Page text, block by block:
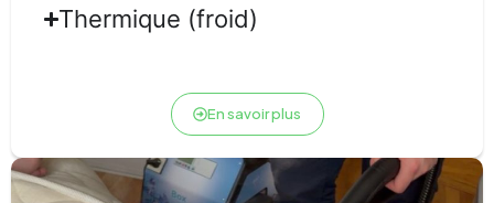
Thermique (froid)
En savoir plus